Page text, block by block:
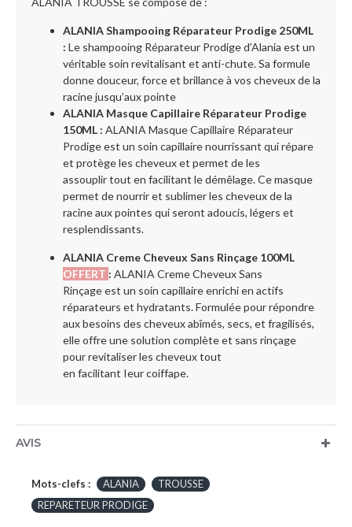
ALANIA Shampooing Réparateur Prodige 250ML
: Le shampooing Réparateur Prodige d’Alania est un
véritable soin revitalisant et anti-chute. Sa formule
donne douceur, force et brillance à vos cheveux de la
racine jusqu’aux pointe
ALANIA Masque Capillaire Réparateur Prodige
150ML : ALANIA Masque Capillaire Réparateur
Prodige est un soin capillaire nourrissant qui répare
et protège les cheveux et permet de les
assouplir tout en facilitant le démêlage. Ce masque
permet de nourrir et sublimer les cheveux de la
racine aux pointes qui seront adoucis, légers et
resplendissants.
ALANIA Creme Cheveux Sans Rinçage 100ML
OFFERT : ALANIA Creme Cheveux Sans
Rinçageest un soin capillaire enrichi en actifs
réparateurs et hydratants. Formulée pour répondre
aux besoins des cheveux abîmés, secs, et fragilisés,
elle offreune solution complète et sans rinçage
pour revitaliser les cheveux tout
en facilitant Ieurcoiffape.
AVIS
Mots-clefs : ALANIA
TROUSSE
REPARETEUR PRODIGE